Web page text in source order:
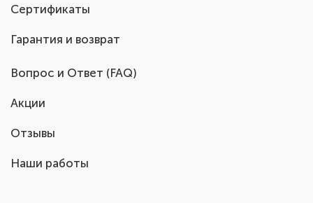
Сертификаты
Гарантия и возврат
Вопрос и Ответ (FAQ)
Акции
Отзывы
Наши работы